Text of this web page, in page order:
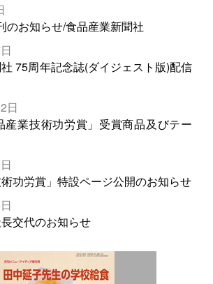
のお知らせ/食品産業新聞社
75周年記念誌(ダイジェスト版)配信
日
産業技術功労賞」受賞商品及びテー
術功労賞」特設ページ公開のお知らせ
交代のお知らせ